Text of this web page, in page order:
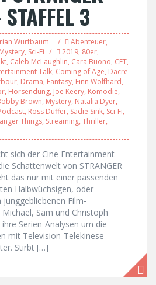
3
Wurfbaum Abenteuer,
Mystery, Sci-Fi 2019, 80er,
, Caleb McLaughlin, Cara Buono, CET,
Talk, Coming of Age, Dacre
, Drama, Fantasy, Finn Wolfhard,
, Hörsendung, Joe Keery, Komödie,
Brown, Mystery, Natalia Dyer,
, Ross Duffer, Sadie Sink, Sci-Fi,
Things, Streaming, Thriller,
sich der Cine Entertainment
Schattenwelt von STRANGER
das nur mit einer passenden
Halbwüchsigen, oder
Film-
Sam und Christoph
Serien-Analysen um die
mit Television-Telekinese
Stirbt […]